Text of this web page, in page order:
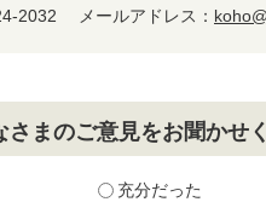
2032 メールアドレス：
まのご意見をお聞かせ
充分だった